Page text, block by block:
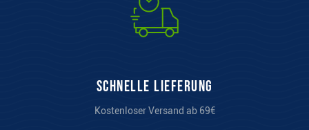
Schnelle Lieferung
Kostenloser Versand ab 69€